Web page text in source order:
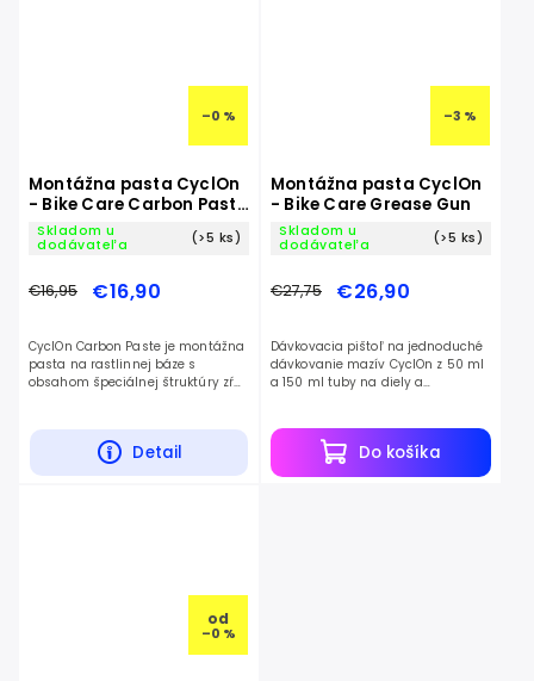
–0 %
Montážna pasta CyclOn
- Bike Care Carbon Paste
Plant Based
Skladom u
dodávateľa
(>5 ks)
€16,95 €16,90
Detail
CyclOn Carbon Paste je montážna
pasta na rastlinnej báze s
obsahom špeciálnej štruktúry zŕn
–3 %
Montážna pasta CyclOn
- Bike Care Grease Gun
Skladom u
dodávateľa
(>5 ks)
€27,75 €26,90
Do košíka
Dávkovacia pištoľ na jednoduché
dávkovanie mazív CyclOn z 50 ml
a 150 ml tuby na diely a
od
–0 %